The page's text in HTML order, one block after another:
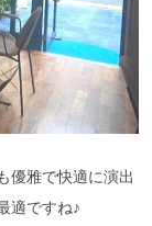
優雅で快適に演出
適ですね♪